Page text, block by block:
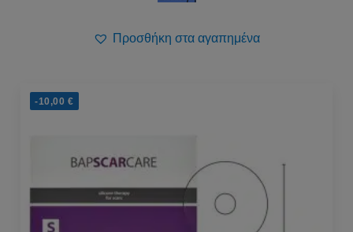
Προσθήκη στα αγαπημένα
-10,00 €